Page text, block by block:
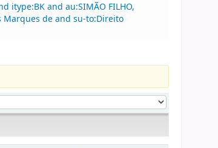
itype:BK and au:SIMÃO FILHO,
Marques de and su-to:Direito